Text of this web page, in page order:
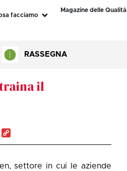
facciamo
Magazine delle Qualità
RASSEGNA
il
settore in cui le aziende